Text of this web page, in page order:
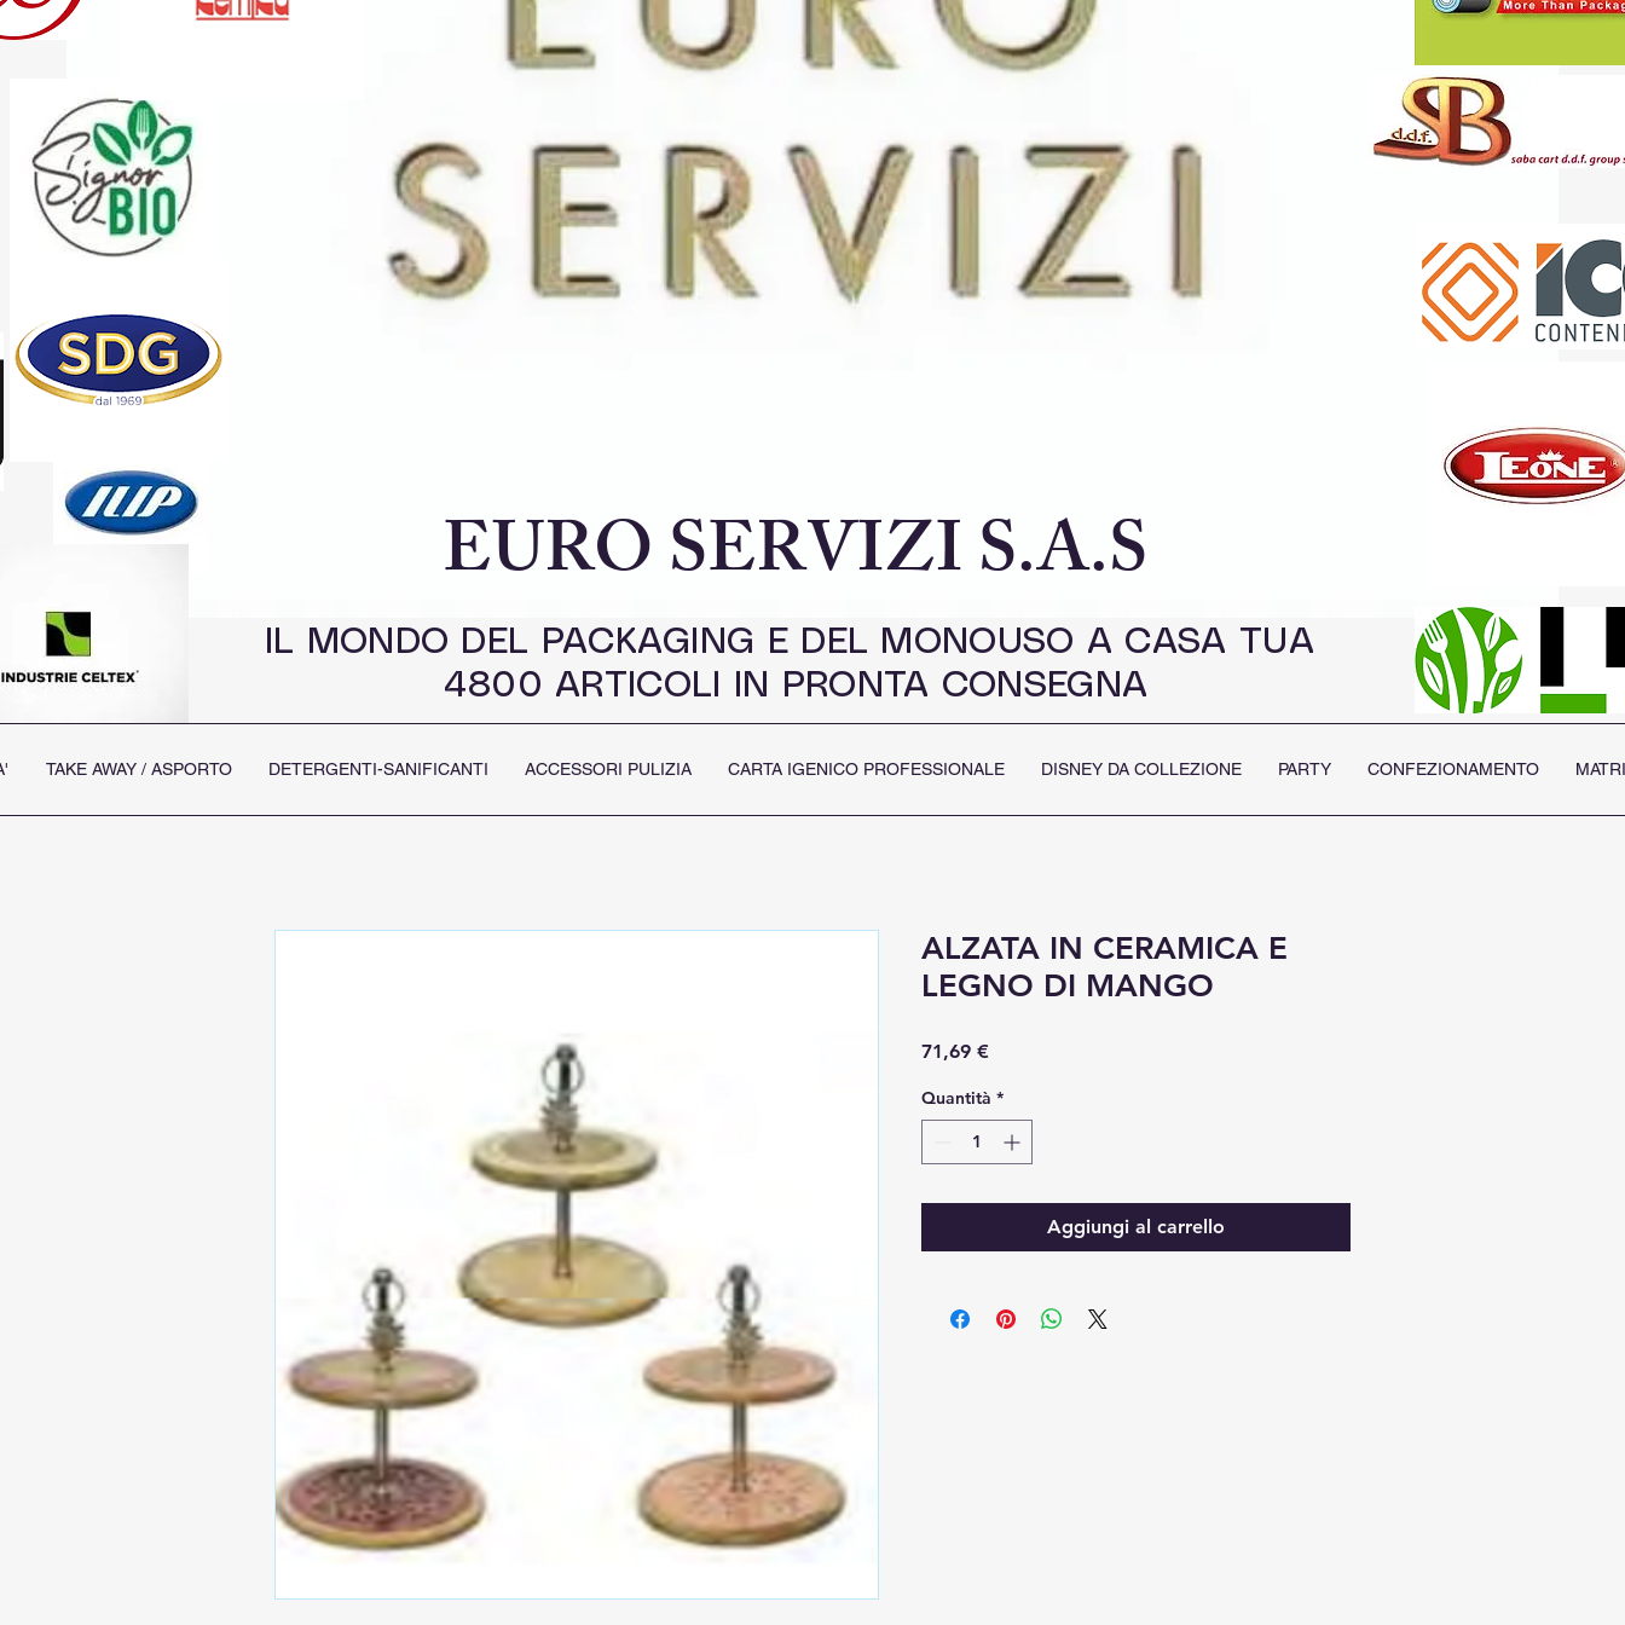
EURO SERVIZI S.A.S
IL MONDO DEL PACKAGING E DEL MONOUSO A CASA TUA
4800 ARTICOLI IN PRONTA CONSEGNA
TAKE AWAY / ASPORTO DETERGENTI-SANIFICANTI ACCESSORI PULIZIA CARTA IGENICO PROFESSIONALE DISNEY DA COLLEZIONE PARTY CONFEZIONAMENTO
ALZATA IN CERAMICA E
LEGNO DI MANGO
71,69 €
Quantità *
Aggiungi al carrello